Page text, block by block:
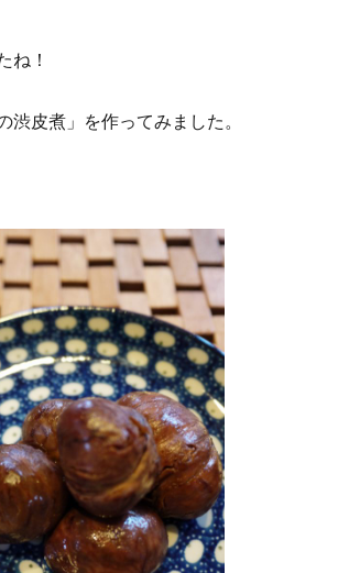
ね！
皮煮」を作ってみました。